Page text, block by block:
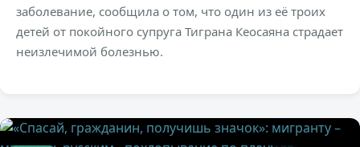
заболевание, сообщила о том, что один из её троих
детей от покойного супруга Тиграна Кеосаяна страдает
неизлечимой болезнью.